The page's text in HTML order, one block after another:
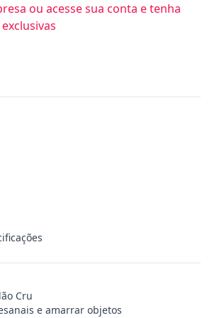
ou acesse sua conta e tenha
no Whatsapp
Cru
e amarrar objetos